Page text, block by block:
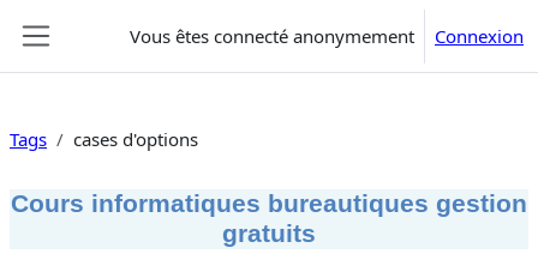
Vous êtes connecté anonymement Connexion
Tags cases d'options
Cours informatiques bureautiques gestion
gratuits